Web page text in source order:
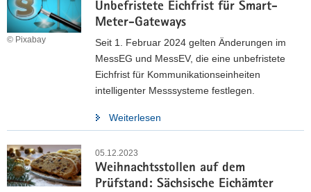
Unbefristete Eichfrist für Smart-
Meter-Gateways
© Pixabay
Seit 1. Februar 2024 gelten Änderungen im
MessEG und MessEV, die eine unbefristete
Eichfrist für Kommunikationseinheiten
intelligenter Messsysteme festlegen.
Weiterlesen
05.12.2023
Weihnachtsstollen auf dem
Prüfstand: Sächsische Eichämter